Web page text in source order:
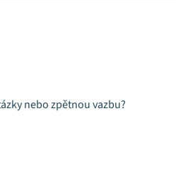
nebo zpětnou vazbu?